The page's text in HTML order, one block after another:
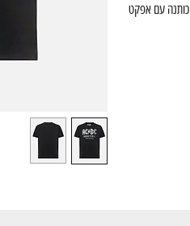
הכירו את חולצת ג'ק, שילוב מושלם של סגנון ונוחות. עשוי מג'רזי 100% כותנה עם אפקט